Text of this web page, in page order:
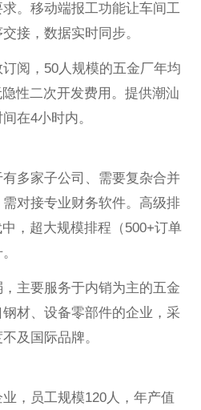
。移动端报工功能让车间工
接，数据实时同步。
阅，50人规模的五金厂年均
性二次开发费用。提供潮汕
在4小时内。
多家子公司、需要复杂合并
对接专业财务软件。高级排
，超大规模排程（500+订单
主要服务于内销为主的五金
材、设备零部件的企业，采
及国际品牌。
，员工规模120人，年产值